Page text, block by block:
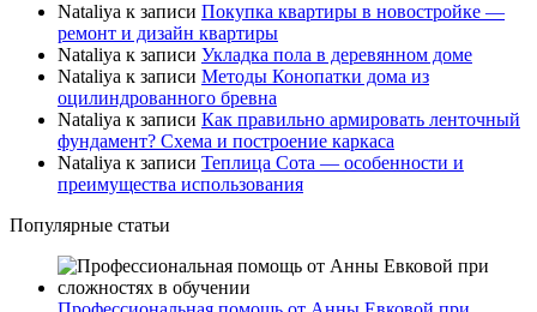
Nataliya к записи Покупка квартиры в новостройке —
ремонт и дизайн квартиры
Nataliya к записи Укладка пола в деревянном доме
Nataliya к записи Методы Конопатки дома из
оцилиндрованного бревна
Nataliya к записи Как правильно армировать ленточный
фундамент? Схема и построение каркаса
Nataliya к записи Теплица Сота — особенности и
преимущества использования
Популярные статьи